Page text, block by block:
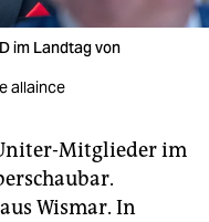
im Landtag von
allaince
Mitglieder im
Wismar. In